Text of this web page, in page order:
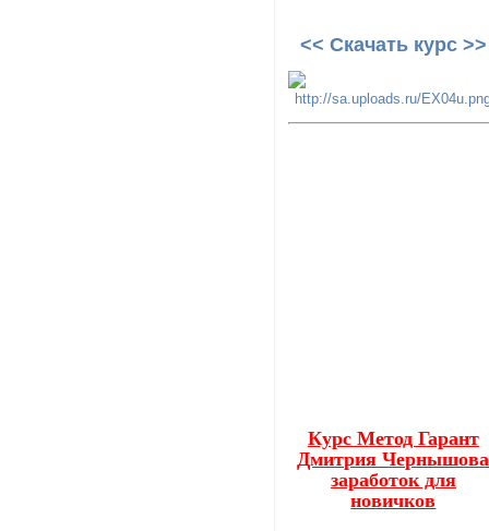
<< Скачать курс >>
Курс Метод Гарант
Дмитрия Чернышова
заработок для
новичков